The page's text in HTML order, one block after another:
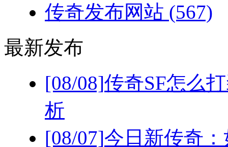
传奇发布网站 (567)
最新发布
[08/08]传奇SF怎么
析
[08/07]今日新传奇